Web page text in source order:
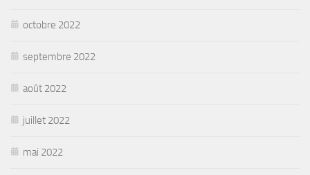
octobre 2022
septembre 2022
août 2022
juillet 2022
mai 2022